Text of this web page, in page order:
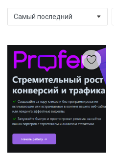
Продукты
Сервисы
Список желаний
Контакты
Вход
Регистрация